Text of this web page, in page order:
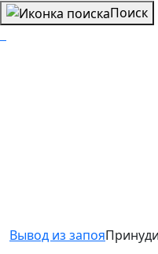
Поиск
Вывод из запоя